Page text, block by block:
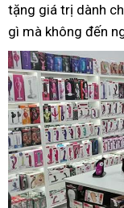
tặng giá trị dành
gì mà không đến